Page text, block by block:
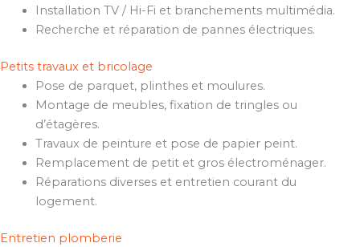
Installation TV / Hi-Fi et branchements multimédia.
Recherche et réparation de pannes électriques.
Petits travaux et bricolage
Pose de parquet, plinthes et moulures.
Montage de meubles, fixation de tringles ou
d’étagères.
Travaux de peinture et pose de papier peint.
Remplacement de petit et gros électroménager.
Réparations diverses et entretien courant du
logement.
Entretien plomberie